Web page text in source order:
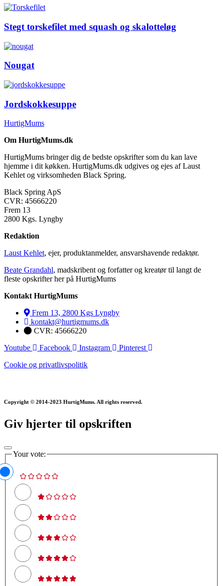
Stegt torskefilet med squash og skalotteløg
Nougat
Jordskokkesuppe
HurtigMums
Om HurtigMums.dk
HurtigMums bringer dig de bedste opskrifter som du kan lave
hjemme i dit køkken. HurtigMums.dk udgives og ejes af Laust
Kehlet og virksomheden Black Spring.
Black Spring ApS
CVR: 45666220
Frem 13
2800 Kgs. Lyngby
Redaktion
Laust Kehlet, ejer, produktanmelder, ansvarshavende redaktør.
Beate Grandahl, madskribent og forfatter og kreatør til langt de
fleste opskrifter her på HurtigMums
Kontakt HurtigMums
Frem 13, 2800 Kgs Lyngby
kontakt@hurtigmums.dk
CVR: 45666220
Youtube
Facebook Instagram
Pinterest
Cookie og privatlivspolitik
Copyright © 2014-2023 HurtigMums. All rights reserved.
Giv hjerter til opskriften
Your vote: